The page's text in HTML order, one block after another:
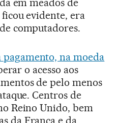
evidente, era
computadores.
na moeda
o acesso aos
de pelo menos
Centros de
Reino Unido, bem
da França e da